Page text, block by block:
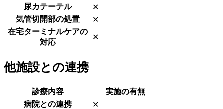
尿カテーテル
✕
気管切開部の処置
✕
在宅ターミナルケアの
対応
✕
他施設との連携
診療内容
実施の有無
病院との連携
✕